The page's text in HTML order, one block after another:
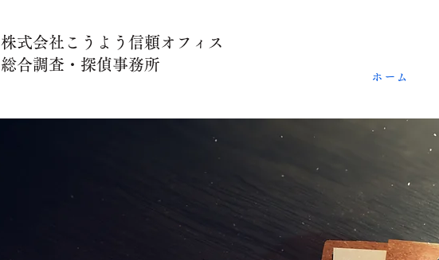
株式会社こうよう信頼オフィス
総合調査・探偵事務所
ホーム